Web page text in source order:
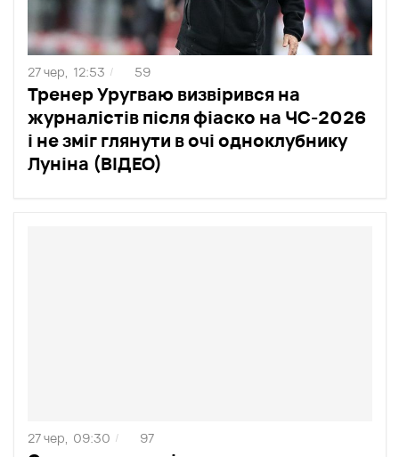
Тренер Уругваю визвірився на
журналістів після фіаско на ЧС-2026
і не зміг глянути в очі одноклубнику
Луніна (ВІДЕО)
27 чер, 12:53 / 59
27 чер, 09:30 / 97